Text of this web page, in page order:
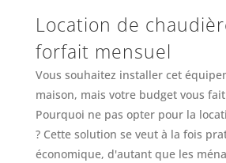
Location de
forfait mensuel
Vous souhaitez installer cet
maison, mais votre budget vous
Pourquoi ne pas opter pour la
? Cette solution se veut à la fois
économique, d'autant que les